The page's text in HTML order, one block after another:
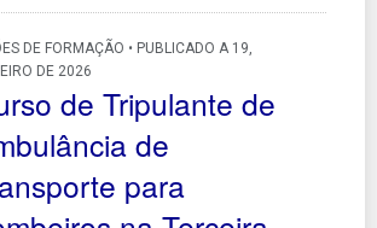
DE FORMAÇÃO • PUBLICADO A 19,
DE 2026
de Tripulante de
de
para